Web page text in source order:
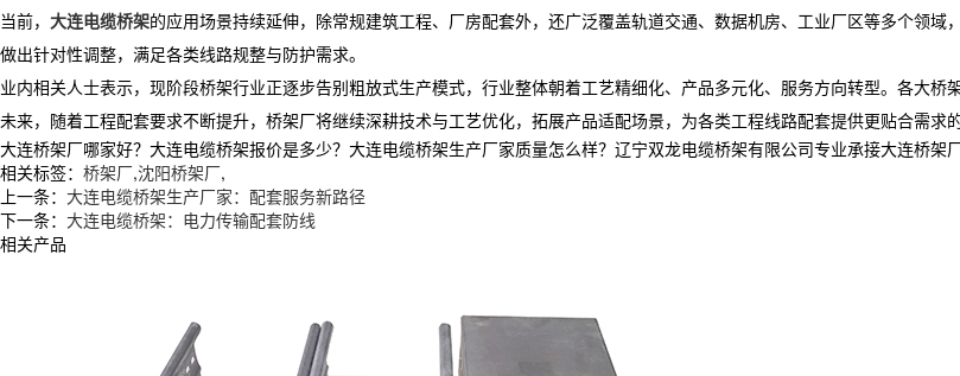
当前， 大连电缆桥架的应用场景持续延伸，除常规建筑工程、厂房配套外，还广泛覆盖轨道交通、数据机房、工业厂区等多个领
做出针对性调整，满足各类线路规整与防护需求。
业内相关人士表示，现阶段桥架行业正逐步告别粗放式生产模式，行业整体朝着工艺精细化、产品多元化、服务方向转型。各大
未来，随着工程配套要求不断提升，桥架厂将继续深耕技术与工艺优化，拓展产品适配场景，为各类工程线路配套提供更贴合需求
大连桥架厂哪家好？大连电缆桥架报价是多少？大连电缆桥架生产厂家质量怎么样？辽宁双龙电缆桥架有限公司专业承接大连桥
相关标签： 桥架厂,沈阳桥架厂,
上一条： 大连电缆桥架生产厂家：配套服务新路径
下一条： 大连电缆桥架：电力传输配套防线
相关产品